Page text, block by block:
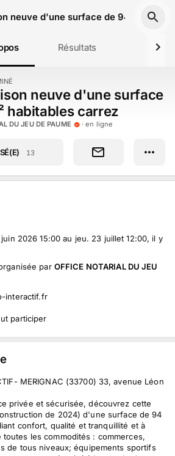
neuve d'une surface de 94 m²
Résultats
neuve d'une surface
habitables carrez
DU JEU DE PAUME · en ligne
13
juin 2026 15:00 au jeu. 23 juillet 12:00, il y
par OFFICE NOTARIAL DU JEU
interactif.fr
participer
MERIGNAC (33700) 33, avenue Léon
privée et sécurisée, découvrez cette
de 2024) d'une surface de 94
confort, qualité et tranquillité et à
toutes les commodités : commerces,
de tous niveaux; équipements sportifs